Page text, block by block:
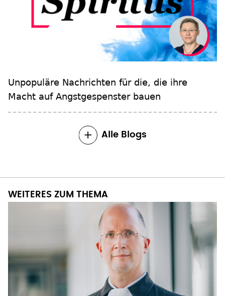
Unpopuläre Nachrichten für die, die ihre
Macht auf Angstgespenster bauen
Alle Blogs
WEITERES ZUM THEMA